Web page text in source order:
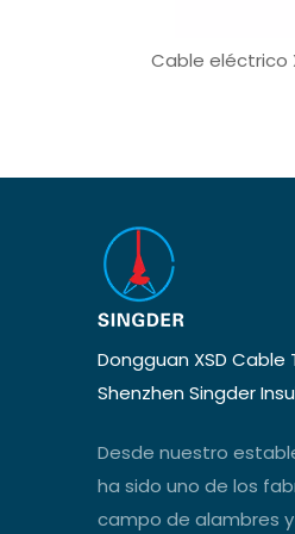
Dongguan XSD Cable
Shenzhen Singder
Desde nuestro
ha sido uno de los
campo de alambres